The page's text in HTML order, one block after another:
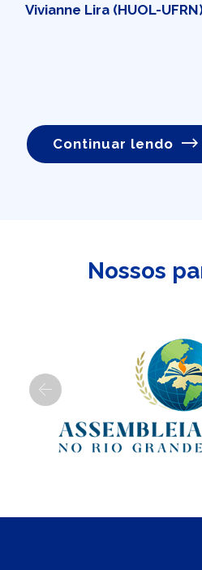
Vivianne Lira (HUOL-
Continuar lendo
Nossos
Previous